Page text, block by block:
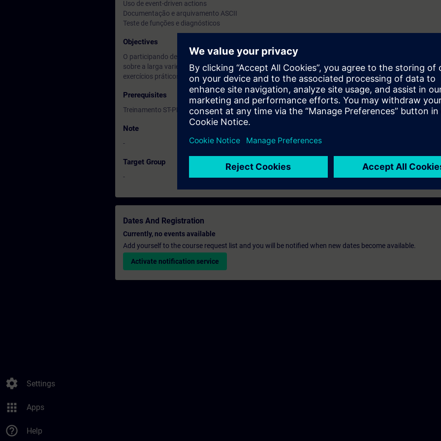
settings Settings
apps Apps
help_outline Help
Uso de event-driven actions
Documentação e arquivamento ASCII
Teste de funções e diagnósticos
Objectives
O participando deste curso aprenderá sobre os benefícios e métodos de programação gráfica S7Graph e
sobre a larga variedade de aplicações da linguagem de programação. O conhecimento teórico é
exercícios práticos em um controlador Simatic S7300.
Prerequisites
Treinamento ST-PRO1.
Note
-
Target Group
-
Dates And Registration
Currently, no events available
Add yourself to the course request list and you will be notified when new dates become available.
Activate notification service